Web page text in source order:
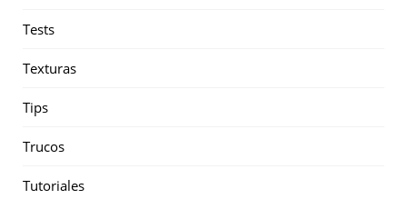
Tests
Texturas
Tips
Trucos
Tutoriales